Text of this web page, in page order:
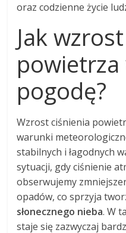
oraz codzienne życie
Jak
powietrza
pogodę?
Wzrost ciśnienia
warunki
stabilnych i łagodnych
sytuacji, gdy ciśnienie
obserwujemy
opadów, co sprzyja
słonecznego nieba. W
staje się zazwyczaj